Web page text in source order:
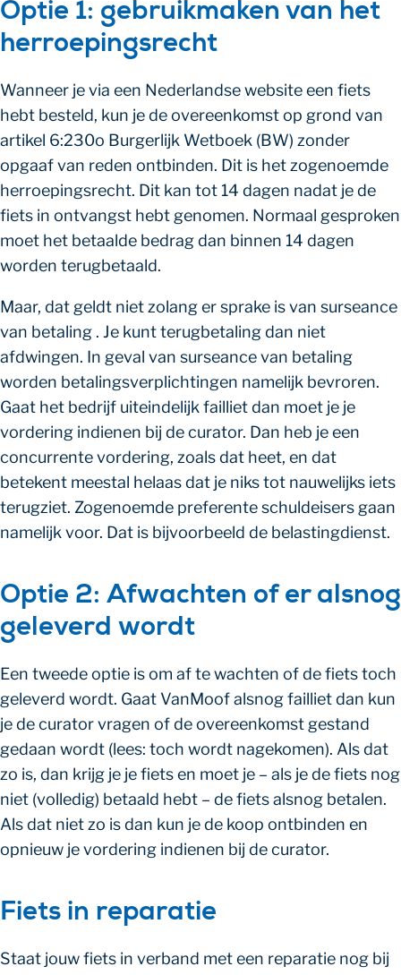
Optie 1: gebruikmaken van het
herroepingsrecht
Wanneer je via een Nederlandse website een fiets
hebt besteld, kun je de overeenkomst op grond van
artikel 6:230o Burgerlijk Wetboek (BW) zonder
opgaaf van reden ontbinden. Dit is het zogenoemde
herroepingsrecht. Dit kan tot 14 dagen nadat je de
fiets in ontvangst hebt genomen. Normaal gesproken
moet het betaalde bedrag dan binnen 14 dagen
worden terugbetaald.
Maar, dat geldt niet zolang er sprake is van surseance
van betaling . Je kunt terugbetaling dan niet
afdwingen. In geval van surseance van betaling
worden betalingsverplichtingen namelijk bevroren.
Gaat het bedrijf uiteindelijk failliet dan moet je je
vordering indienen bij de curator. Dan heb je een
concurrente vordering, zoals dat heet, en dat
betekent meestal helaas dat je niks tot nauwelijks iets
terugziet. Zogenoemde preferente schuldeisers gaan
namelijk voor. Dat is bijvoorbeeld de belastingdienst.
Optie 2: Afwachten of er alsnog
geleverd wordt
Een tweede optie is om af te wachten of de fiets toch
geleverd wordt. Gaat VanMoof alsnog failliet dan kun
je de curator vragen of de overeenkomst gestand
gedaan wordt (lees: toch wordt nagekomen). Als dat
zo is, dan krijg je je fiets en moet je – als je de fiets nog
niet (volledig) betaald hebt – de fiets alsnog betalen.
Als dat niet zo is dan kun je de koop ontbinden en
opnieuw je vordering indienen bij de curator.
Fiets in reparatie
Staat jouw fiets in verband met een reparatie nog bij